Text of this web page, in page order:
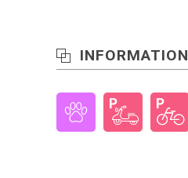
INFORMATION